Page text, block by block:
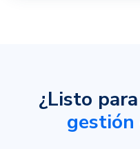
¿Listo
gestión